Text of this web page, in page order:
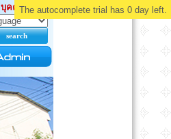
บุคคลทั่วไป
The autocomplete trial has 0 day left.